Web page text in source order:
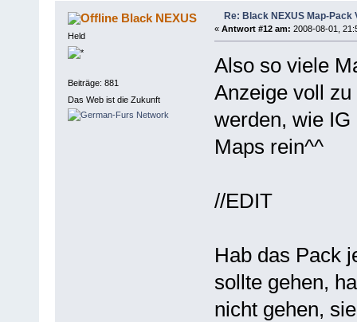
Black NEXUS
Held
Beiträge: 881
Das Web ist die Zukunft
Re: Black NEXUS Map-Pack
« Antwort #12 am: 2008-08-01,
Also so viele
Anzeige voll
werden, wie
Maps rein^^
//EDIT
Hab das Pack
sollte gehen,
nicht gehen,